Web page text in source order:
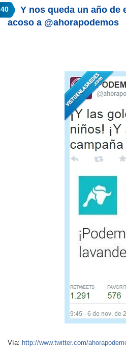
40
Y nos queda un año de
acoso a @ahorapodemos
Vía: http://www.twitter.com/